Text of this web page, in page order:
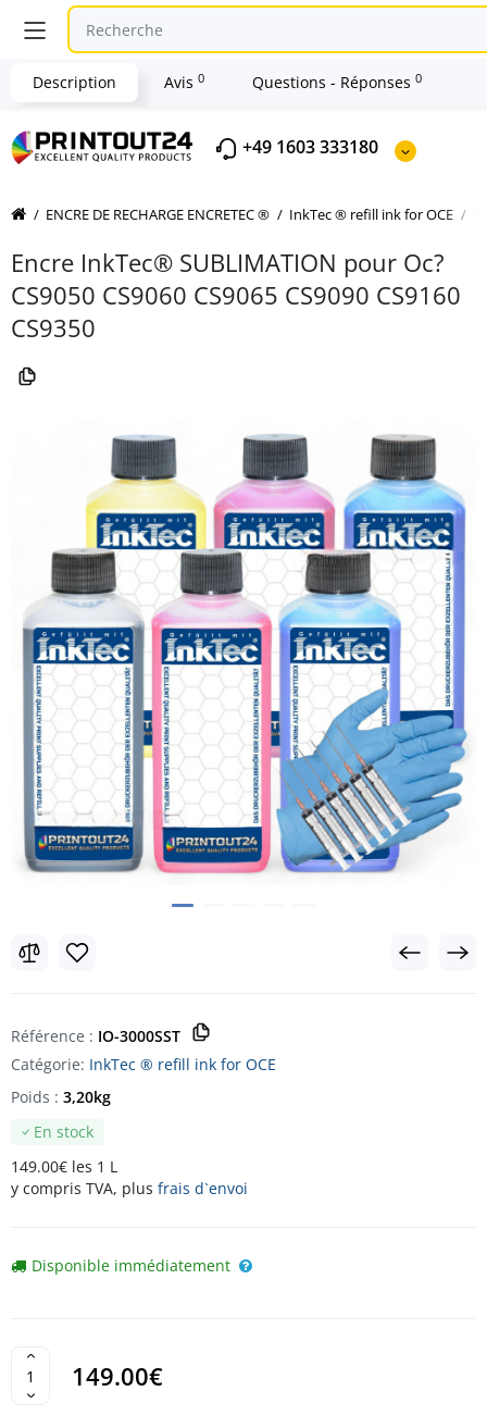
+49 1603 333180
ENCRE DE RECHARGE ENCRETEC ® InkTec ® refill ink for OCE
Encre InkTec® SUBLIMATION pour Oc?
CS9050 CS9060 CS9065 CS9090 CS9160
CS9350
Référence : IO-3000SST
Catégorie: InkTec ® refill ink for OCE
En stock
149.00€ les 1 L
y compris TVA, plus frais d`envoi
Poids : 3,20kg
Disponible immédiatement
149.00€
Description Avis 0 Questions - Réponses 0